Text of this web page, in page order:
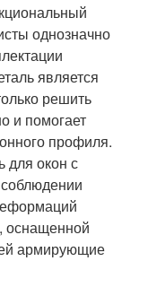
однозначно
является
решить
и помогает
профиля.
для окон с
оснащенной
армирующие